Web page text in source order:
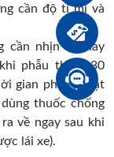
cần độ tỉ mỉ và
cần nhịn ăn hay
phẫu thuật 30
gian phẫu thuật
thuốc chống
về ngay sau khi
lái xe).